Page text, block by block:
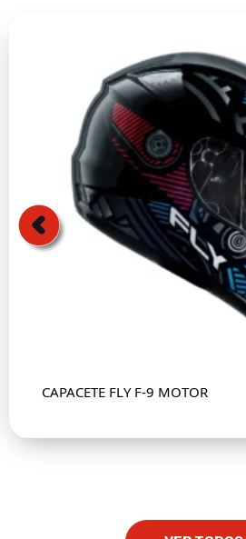
CAPACETE FLY F-9 MOTOR